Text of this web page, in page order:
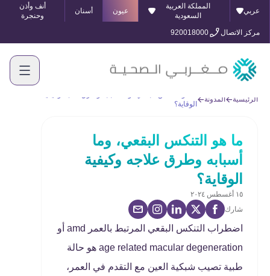
عربي
المملكة العربية
السعودية
عيون أسنان
أنف وأذن
وحنجرة
مركز الاتصال
920018000
الرئيسية المدونة
الوقاية؟
ما هو التنكس البقعي، وما
أسبابه وطرق علاجه وكيفية
الوقاية؟
١٥ أغسطس ٢٠٢٤
شارك
اضطراب التنكس البقعي المرتبط بالعمر amd أو
age related macular degeneration هو حالة
طبية تصيب شبكية العين مع التقدم في العمر،